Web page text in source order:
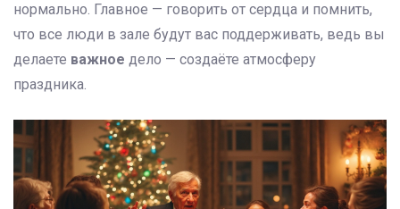
нормально. Главное — говорить от сердца и помнить,
что все люди в зале будут вас поддерживать, ведь вы
делаете важное дело — создаёте атмосферу
праздника.